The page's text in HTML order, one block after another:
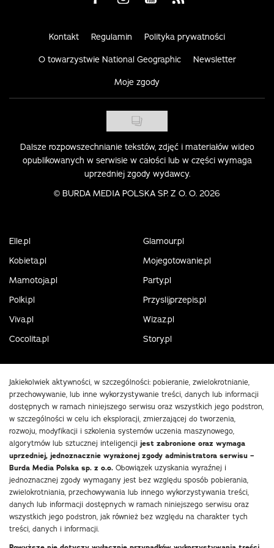
Kontakt Regulamin Polityka prywatności
O towarzystwie National Geographic Newsletter
Moje zgody
Dalsze rozpowszechnianie tekstów, zdjęć i materiałów wideo
opublikowanych w serwisie w całości lub w części wymaga
uprzedniej zgody wydawcy.
© BURDA MEDIA POLSKA SP. Z O. O. 2026
Elle.pl
Glamour.pl
Kobieta.pl
Mojegotowanie.pl
Mamotoja.pl
Party.pl
Polki.pl
Przyslijprzepis.pl
Viva.pl
Wizaz.pl
Cocolita.pl
Story.pl
Jakiekolwiek aktywności, w szczególności: pobieranie, zwielokrotnianie,
przechowywanie, lub inne wykorzystywanie treści, danych lub informacji
dostępnych w ramach niniejszego serwisu oraz wszystkich jego podstron,
w szczególności w celu ich eksploracji, zmierzającej do tworzenia,
rozwoju, modyfikacji i szkolenia systemów uczenia maszynowego,
algorytmów lub sztucznej inteligencji jest zabronione oraz wymaga
uprzedniej, jednoznacznie wyrażonej zgody administratora serwisu –
Burda Media Polska sp. z o.o. Obowiązek uzyskania wyraźnej i
jednoznacznej zgody wymagany jest bez względu sposób pobierania,
zwielokrotniania, przechowywania lub innego wykorzystywania treści,
danych lub informacji dostępnych w ramach niniejszego serwisu oraz
wszystkich jego podstron, jak również bez względu na charakter tych
treści, danych i informacji.